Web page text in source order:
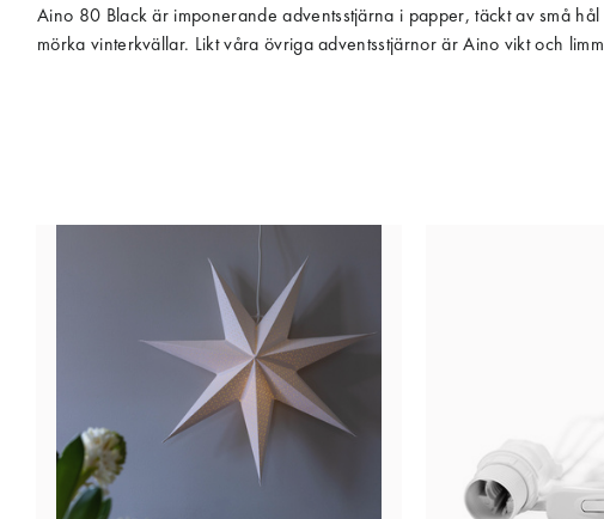
Aino 80 Black är imponerande adventsstjärna i papper, täckt av små
mörka vinterkvällar. Likt våra övriga adventsstjärnor är Aino vikt och